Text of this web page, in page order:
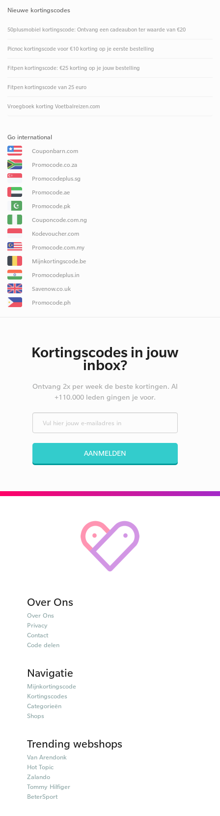
Nieuwe kortingscodes
50plusmobiel kortingscode: Ontvang een cadeaubon ter waarde van €20
Picnoc kortingscode voor €10 korting op je eerste bestelling
Fitpen kortingscode: €25 korting op je jouw bestelling
Fitpen kortingscode van 25 euro
Vroegboek korting Voetbalreizen.com
Go international
Couponbarn.com
Promocode.co.za
Promocodeplus.sg
Promocode.ae
Promocode.pk
Couponcode.com.ng
Kodevoucher.com
Promocode.com.my
Mijnkortingscode.be
Promocodeplus.in
Savenow.co.uk
Promocode.ph
Kortingscodes in jouw
inbox?
Ontvang 2x per week de beste kortingen. Al
+110.000 leden gingen je voor.
AANMELDEN
Over Ons
Over Ons
Privacy
Contact
Code delen
Navigatie
Mijnkortingscode
Kortingscodes
Categorieën
Shops
Trending webshops
Van Arendonk
Hot Topic
Zalando
Tommy Hilfiger
BeterSport